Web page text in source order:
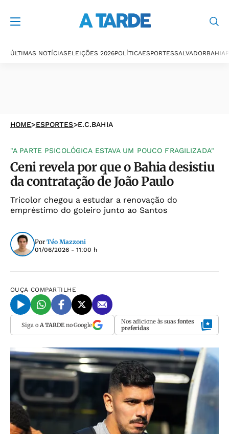
ÚLTIMAS NOTÍCIASELEIÇÕES 2026POLÍTICAESPORTESSALVADORBAHIA
HOME>ESPORTES>E.C.BAHIA
"A PARTE PSICOLÓGICA ESTAVA UM POUCO FRAGILIZADA"
Ceni revela por que o Bahia desistiu
da contratação de João Paulo
Tricolor chegou a estudar a renovação do
empréstimo do goleiro junto ao Santos
Por Téo Mazzoni
01/06/2026 - 11:00 h
OUÇA COMPARTILHE
Siga o A TARDEno Google Nos adicione às suas fontes
preferidas